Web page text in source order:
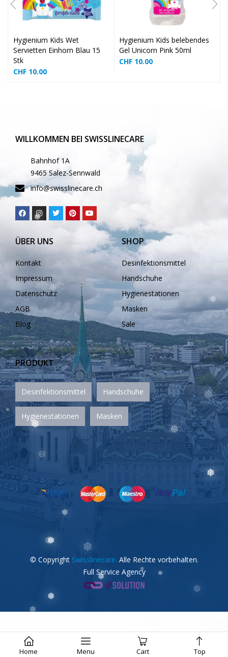
Home Menu Cart Top
Hygienium Kids Wet
Servietten Einhorn Blau 15
Stk
CHF 10.00
Hygienium Kids belebendes
Gel Unicorn Pink 50ml
CHF 10.00
WILLKOMMEN BEI SWISSLINECARE
Bahnhof 1A
9465 Salez-Sennwald
info@swisslinecare.ch
ÜBER UNS
Kontakt
Impressum
Datenschutz
AGB
Blog
SHOP
Desinfektionsmittel
Handschuhe
Hygienestationen
Masken
Sale
PRODUKT
Desinfektionsmittel Handschuhe
Hygienestationen Masken
© Copyright Swisslinecare. Alle Rechte vorbehalten.
Full Service Agency
❅
❅
❅
❅
❅
❅
❅
❅
❅
❅
❅
❅
❅
❅
❅
❅